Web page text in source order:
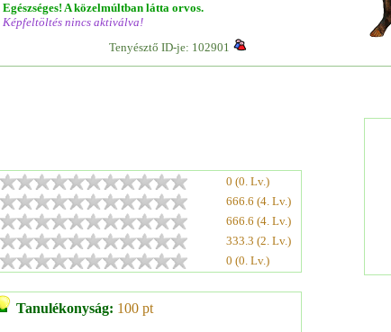
Egészséges! A közelmúltban látta orvos.
Képfeltöltés nincs aktiválva!
Tenyésztő ID-je: 102901
0 (0. Lv.)
666.6 (4. Lv.)
666.6 (4. Lv.)
333.3 (2. Lv.)
0 (0. Lv.)
Tanulékonyság: 100 pt